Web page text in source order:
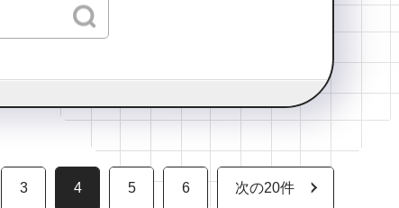
3 4 5 6 次の20件